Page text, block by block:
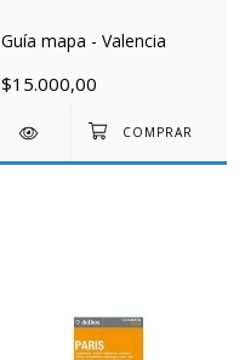
Guía mapa - Valencia
$15.000,00